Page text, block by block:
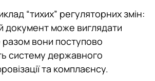
“тихих” регуляторних змін:
документ може виглядати
разом вони поступово
систему державного
та комплаєнсу.